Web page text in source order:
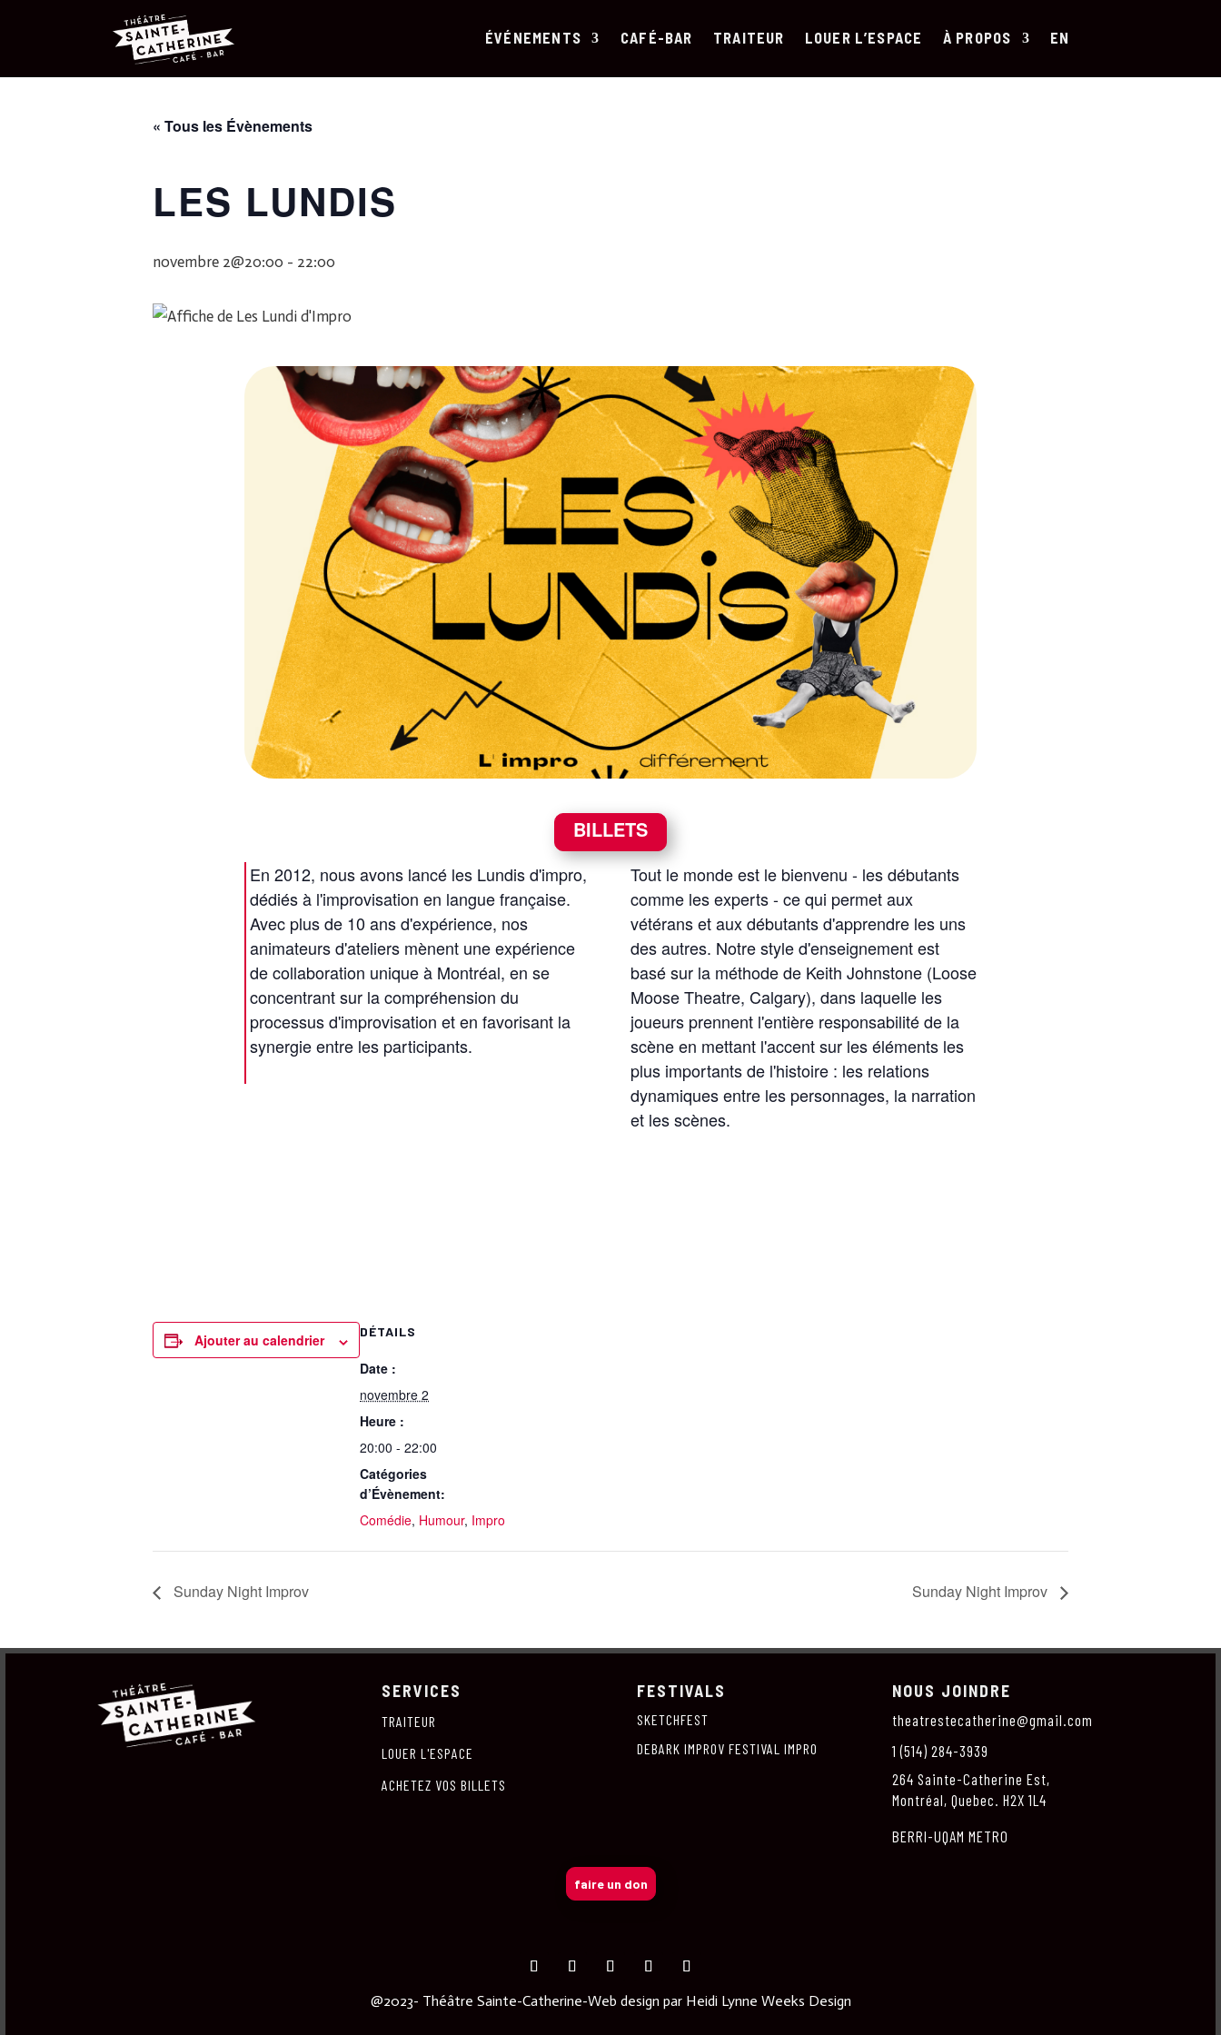
ÉVÉNEMENTS CAFÉ-BAR TRAITEUR LOUER L’ESPACE À PROPOS EN
« Tous les Évènements
LES LUNDIS
novembre 2@20:00 - 22:00
BILLETS
En 2012, nous avons lancé les Lundis d'impro,
dédiés à l'improvisation en langue française.
Avec plus de 10 ans d'expérience, nos
animateurs d'ateliers mènent une expérience
de collaboration unique à Montréal, en se
concentrant sur la compréhension du
processus d'improvisation et en favorisant la
synergie entre les participants.
Tout le monde est le bienvenu - les débutants
comme les experts - ce qui permet aux
vétérans et aux débutants d'apprendre les uns
des autres. Notre style d'enseignement est
basé sur la méthode de Keith Johnstone (Loose
Moose Theatre, Calgary), dans laquelle les
joueurs prennent l'entière responsabilité de la
scène en mettant l'accent sur les éléments les
plus importants de l'histoire : les relations
dynamiques entre les personnages, la narration
et les scènes.
Ajouter au calendrier DÉTAILS
Date :
novembre 2
Heure :
20:00 - 22:00
Catégories
d’Évènement:
Comédie, Humour, Impro
Sunday Night Improv Sunday Night Improv
SERVICES
TRAITEUR
LOUER L'ESPACE
ACHETEZ VOS BILLETS
FESTIVALS
SKETCHFEST
DEBARK IMPROV FESTIVAL IMPRO
NOUS JOINDRE
theatrestecatherine@gmail.com
1 (514) 284-3939
264 Sainte-Catherine Est,
Montréal, Quebec. H2X 1L4
BERRI-UQAM METRO
faire un don
@2023- Théâtre Sainte-Catherine-Web design par Heidi Lynne Weeks Design